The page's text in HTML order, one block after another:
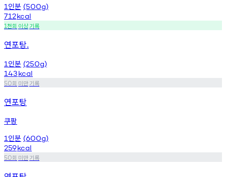
1 인분 (500g)
712kcal
1천회 이상기록
연포탕.
1 인분 (250g)
143kcal
50회 미만기록
연포탕
쿠팡
1 인분 (600g)
259kcal
50회 미만기록